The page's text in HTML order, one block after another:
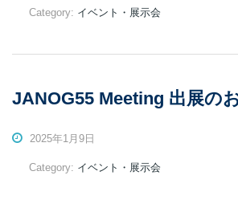
Category: イベント・展示会
JANOG55 Meeting 出展の
2025年1月9日
Category: イベント・展示会